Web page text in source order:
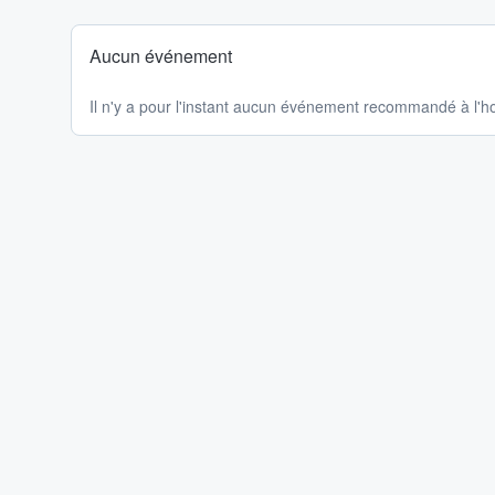
Aucun événement
Il n'y a pour l'instant aucun événement recommandé à